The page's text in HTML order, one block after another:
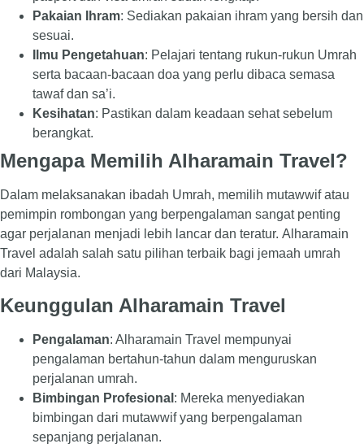
Pakaian Ihram: Sediakan pakaian ihram yang bersih dan
sesuai.
Ilmu Pengetahuan: Pelajari tentang rukun-rukun Umrah
serta bacaan-bacaan doa yang perlu dibaca semasa
tawaf dan sa’i.
Kesihatan: Pastikan dalam keadaan sehat sebelum
berangkat.
Mengapa Memilih Alharamain Travel?
Dalam melaksanakan ibadah Umrah, memilih mutawwif atau
pemimpin rombongan yang berpengalaman sangat penting
agar perjalanan menjadi lebih lancar dan teratur. Alharamain
Travel adalah salah satu pilihan terbaik bagi jemaah umrah
dari Malaysia.
Keunggulan Alharamain Travel
Pengalaman: Alharamain Travel mempunyai
pengalaman bertahun-tahun dalam menguruskan
perjalanan umrah.
Bimbingan Profesional : Mereka menyediakan
bimbingan dari mutawwif yang berpengalaman
sepanjang perjalanan.